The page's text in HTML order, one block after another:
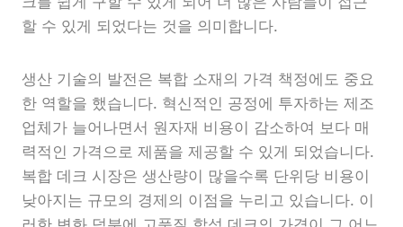
할 수 있게 되었다는 것을 의미합니다.
생산 기술의 발전은 복합 소재의 가격 책정에도 중요
한 역할을 했습니다. 혁신적인 공정에 투자하는 제조
업체가 늘어나면서 원자재 비용이 감소하여 보다 매
력적인 가격으로 제품을 제공할 수 있게 되었습니다.
복합 데크 시장은 생산량이 많을수록 단위당 비용이
낮아지는 규모의 경제의 이점을 누리고 있습니다. 이